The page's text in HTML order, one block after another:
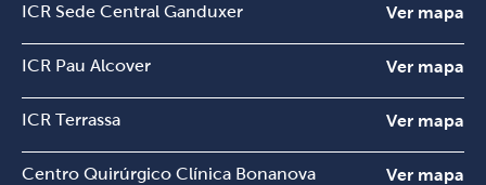
ICR Sede Central Ganduxer Ver mapa
ICR Pau Alcover Ver mapa
ICR Terrassa Ver mapa
Centro Quirúrgico Clínica Bonanova Ver mapa